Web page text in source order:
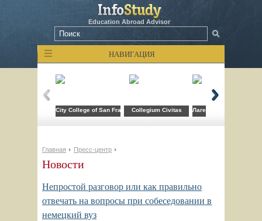
Education Abroad Advisor
НАВИГАЦИЯ
City College of San FranciscoCollegium Civitas Лагерь компьютерных
Главная Пресс-центр
Новости
Непростой разговор или как правильно
отвечать на вопросы при собеседовании в
немецкий вуз